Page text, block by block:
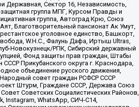
Державная, Сектор 16, Независимость,
группа МПГ, Курсом Правды и
группа, Автоград Крю, Союз
Благотворительный пансионат Ак Умут,
уголовное единство, Башкорт,
W.H.С., Фалунь Дафа, Иртыш Ultras,
Новокузнецк/РПК, Сибирский державный
Фонд защиты прав граждан, Штабы
Прикубанского округа г. Краснодара,
объединение русского движения,
совет граждан РСФСР СССР
Штурм, Граждане СССР, Держава Союз
Советских Социалистических Районов,
Instagram, WhatsApp, СИЧ-С14,